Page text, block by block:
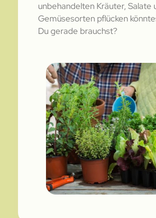
unbehandelten Kräuter, Salate
Gemüsesorten pflücken
Du gerade brauchst?